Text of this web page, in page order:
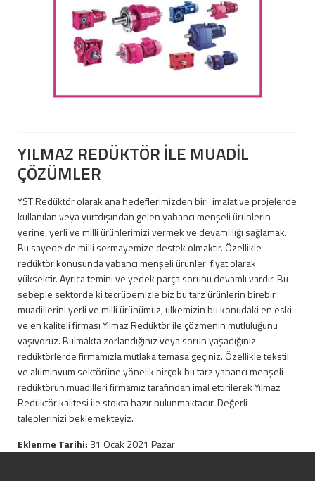
YILMAZ REDÜKTÖR İLE MUADİL
ÇÖZÜMLER
YST Redüktör olarak ana hedeflerimizden biri imalat ve projelerde
kullanılan veya yurtdışından gelen yabancı menşeli ürünlerin
yerine, yerli ve milli ürünlerimizi vermek ve devamlılığı sağlamak.
Bu sayede de milli sermayemize destek olmaktır. Özellikle
redüktör konusunda yabancı menşeli ürünler fiyat olarak
yüksektir. Ayrıca temini ve yedek parça sorunu devamlı vardır. Bu
sebeple sektörde ki tecrübemizle biz bu tarz ürünlerin birebir
muadillerini yerli ve milli ürünümüz, ülkemizin bu konudaki en eski
ve en kaliteli firması Yılmaz Redüktör ile çözmenin mutluluğunu
yaşıyoruz. Bulmakta zorlandığınız veya sorun yaşadığınız
redüktörlerde firmamızla mutlaka temasa geçiniz. Özellikle tekstil
ve alüminyum sektörüne yönelik birçok bu tarz yabancı menşeli
redüktörün muadilleri firmamız tarafından imal ettirilerek Yılmaz
Redüktör kalitesi ile stokta hazır bulunmaktadır. Değerli
taleplerinizi beklemekteyiz.
Eklenme Tarihi: 31 Ocak 2021 Pazar